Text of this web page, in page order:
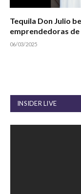
Tequila Don Julio
emprendedoras de
06/03/2025
INSIDER LIVE